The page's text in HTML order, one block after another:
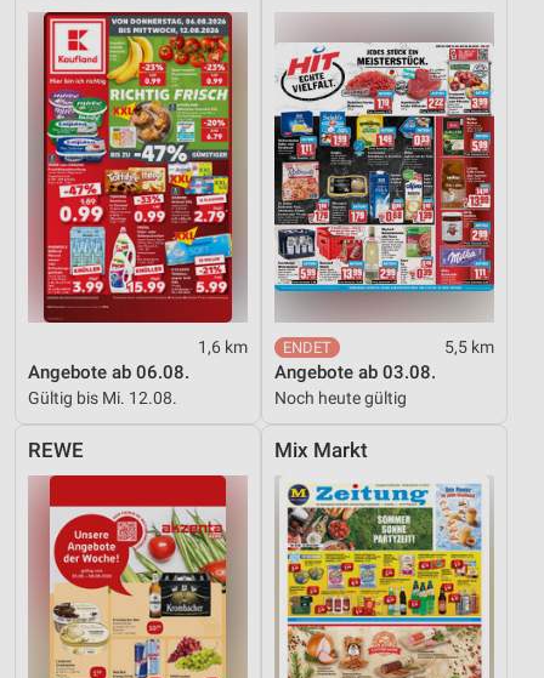
1,6 km
Angebote ab 06.08.
Gültig bis Mi. 12.08.
5,5 km
Angebote ab 03.08.
Noch heute gültig
REWE Mix Markt